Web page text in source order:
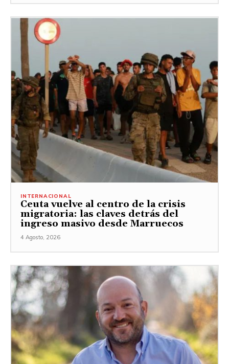
INTERNACIONAL
Ceuta vuelve al centro de la crisis
migratoria: las claves detrás del
ingreso masivo desde Marruecos
4 Agosto, 2026